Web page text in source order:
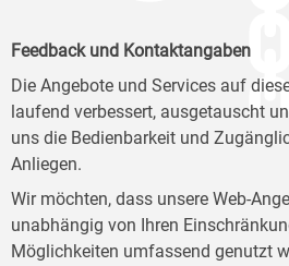
Feedback und Kontaktangaben
Die Angebote und Services auf
laufend verbessert, ausgetauscht
uns die Bedienbarkeit und
Anliegen.
Wir möchten, dass unsere Web-
unabhängig von Ihren
Möglichkeiten umfassend genutzt